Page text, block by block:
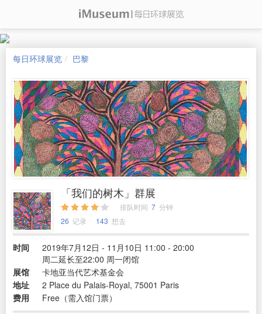
每日环球展览 巴黎
「我们的树木」群展
排队时间 7 分钟
26 记录 143 想去
时间
2019年7月12日 - 11月10日 11:00 - 20:00
周二延长至22:00 周一闭馆
展馆
卡地亚当代艺术基金会
地址
2 Place du Palais-Royal, 75001 Paris
费用
Free（需入馆门票）